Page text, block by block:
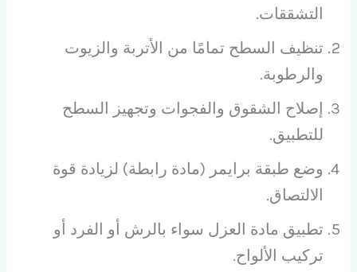
التشققات.
تنظيف السطح تمامًا من الأتربة والزيوت
والرطوبة.
إصلاح الشقوق والفجوات وتجهيز السطح
للتطبيق.
وضع طبقة برايمر (مادة رابطة) لزيادة قوة
الالتصاق.
تطبيق مادة العزل سواء بالرش أو الفرد أو
تركيب الألواح.